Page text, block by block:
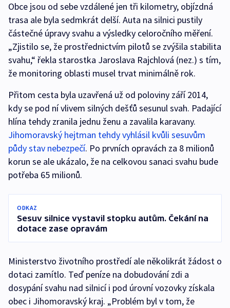
Obce jsou od sebe vzdálené jen tři kilometry, objízdná
trasa ale byla sedmkrát delší. Auta na silnici pustily
částečné úpravy svahu a výsledky celoročního měření.
„Zjistilo se, že prostřednictvím pilotů se zvýšila stabilita
svahu,“ řekla starostka Jaroslava Rajchlová (nez.) s tím,
že monitoring oblasti musel trvat minimálně rok.
Přitom cesta byla uzavřená už od poloviny září 2014,
kdy se pod ní vlivem silných dešťů sesunul svah. Padající
hlína tehdy zranila jednu ženu a zavalila karavany.
Jihomoravský hejtman tehdy vyhlásil kvůli sesuvům
půdy stav nebezpečí. Po prvních opravách za 8 milionů
korun se ale ukázalo, že na celkovou sanaci svahu bude
potřeba 65 milionů.
ODKAZ
Sesuv silnice vystavil stopku autům. Čekání na
dotace zase opravám
Ministerstvo životního prostředí ale několikrát žádost o
dotaci zamítlo. Teď peníze na dobudování zdi a
dosypání svahu nad silnicí i pod úrovní vozovky získala
obec i Jihomoravský kraj. „Problém byl v tom, že